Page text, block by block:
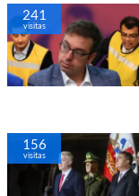
241
visitas
156
visitas